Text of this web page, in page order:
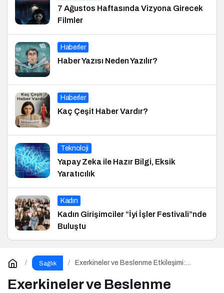
7 Ağustos Haftasında Vizyona Girecek
Filmler
Haberler
Haber Yazısı Neden Yazılır?
Haberler
Kaç Çeşit Haber Vardır?
Teknoloji
Yapay Zeka ile Hazır Bilgi, Eksik
Yaratıcılık
Kadın
Kadın Girişimciler “İyi İşler Festivali”nde
Buluştu
Sağlık
Exerkineler ve Beslenme Etkileşimi:
Exerkineler ve Beslenme